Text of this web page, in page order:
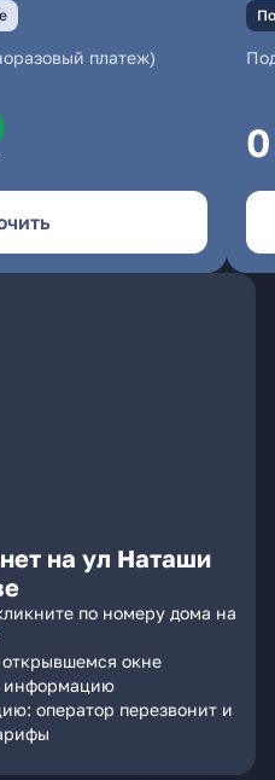
платеж)
0
на ул Наташи
по номеру дома на
окне
информацию
оператор перезвонит и